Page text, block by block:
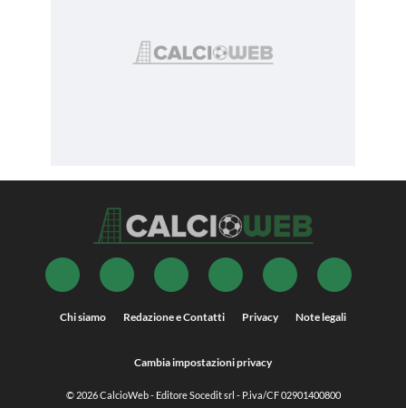
Chi siamo Redazione e Contatti Privacy Note legali
Cambia impostazioni privacy
© 2026CalcioWeb- Editore Socedit srl - P.iva/CF 02901400800